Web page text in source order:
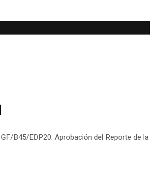
B45/EDP20: Aprobación del Reporte de la